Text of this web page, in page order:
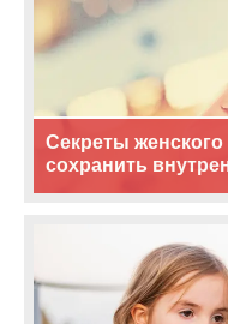
Секреты женского
сохранить